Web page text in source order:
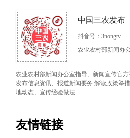
中国三农发布
抖音号：3nongtv
农业农村部新闻办
农业农村部新闻办公室指导、新闻宣传官方
发布信息资讯、报道新闻要务 解读政策举
地动态、宣传经验做法
友情链接